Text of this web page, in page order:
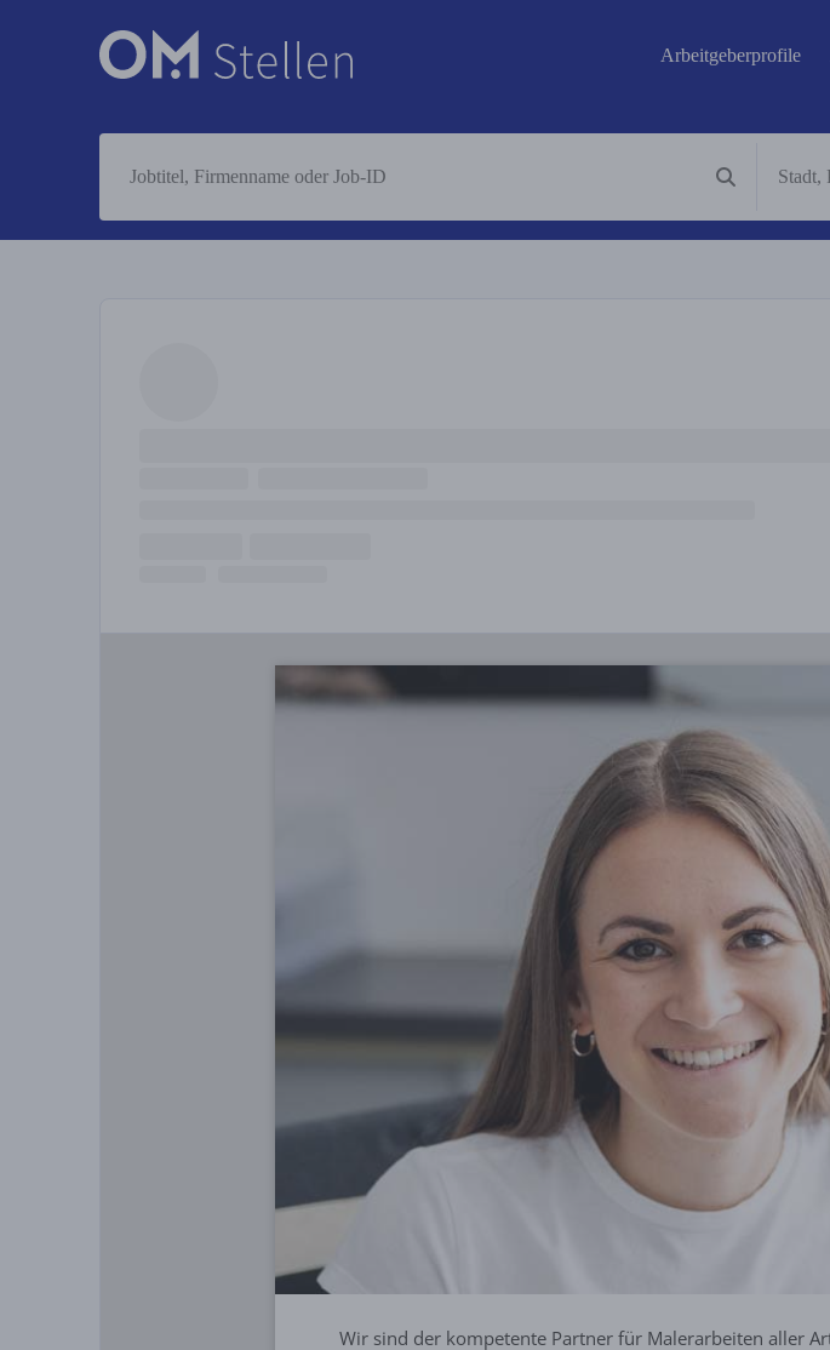
Arbeitgeberprofile